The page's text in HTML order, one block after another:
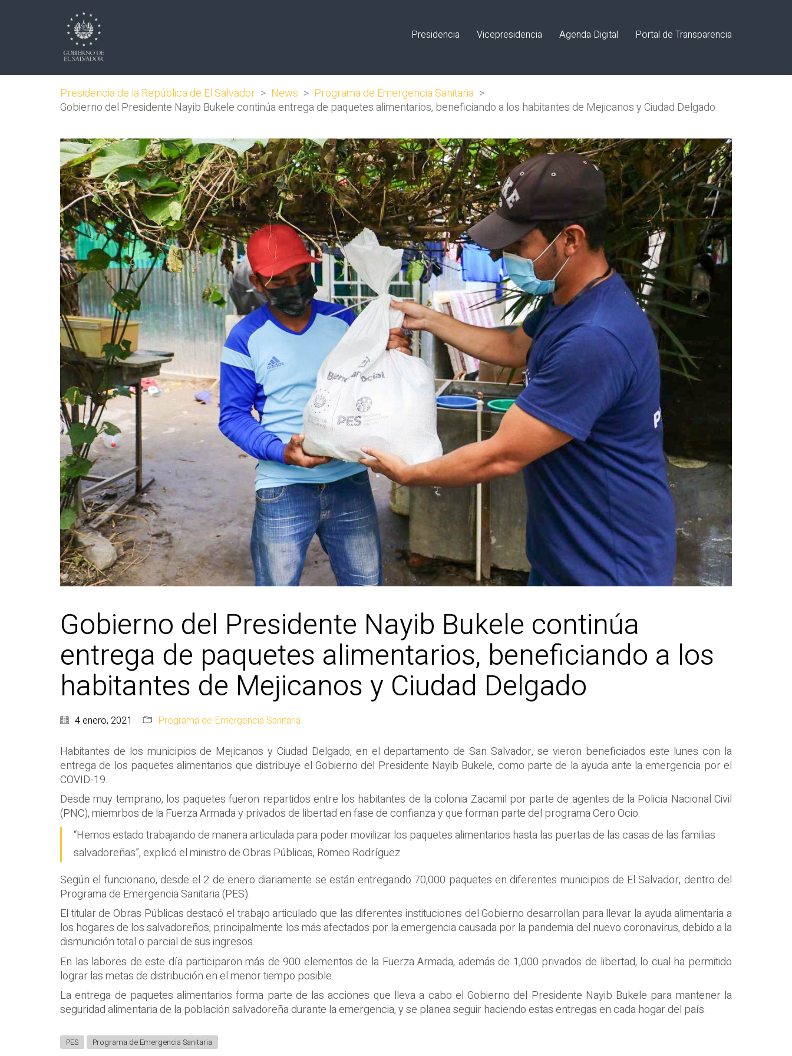
Presidencia Vicepresidencia Agenda Digital Portal de Transparencia
Presidencia de la República de El Salvador > News > Programa de Emergencia Sanitaria >
Gobierno del Presidente Nayib Bukele continúa entrega de paquetes alimentarios, beneficiando a los habitantes de Mejicanos y Ciudad Delgado
Gobierno del Presidente Nayib Bukele continúa
entrega de paquetes alimentarios, beneficiando a los
habitantes de Mejicanos y Ciudad Delgado
4 enero, 2021 Programa de Emergencia Sanitaria
Habitantes de los municipios de Mejicanos y Ciudad Delgado, en el departamento de San Salvador, se vieron beneficiados este lunes con la
entrega de los paquetes alimentarios que distribuye el Gobierno del Presidente Nayib Bukele, como parte de la ayuda ante la emergencia por el
COVID-19.
Desde muy temprano, los paquetes fueron repartidos entre los habitantes de la colonia Zacamil por parte de agentes de la Policia Nacional Civil
(PNC), miemrbos de la Fuerza Armada y privados de libertad en fase de confianza y que forman parte del programa Cero Ocio.
“Hemos estado trabajando de manera articulada para poder movilizar los paquetes alimentarios hasta las puertas de las casas de las familias
salvadoreñas”, explicó el ministro de Obras Públicas, Romeo Rodríguez.
Según el funcionario, desde el 2 de enero diariamente se están entregando 70,000 paquetes en diferentes municipios de El Salvador, dentro del
Programa de Emergencia Sanitaria (PES).
El titular de Obras Públicas destacó el trabajo articulado que las diferentes instituciones del Gobierno desarrollan para llevar la ayuda alimentaria a
los hogares de los salvadoreños, principalmente los más afectados por la emergencia causada por la pandemia del nuevo coronavirus, debido a la
dismunición total o parcial de sus ingresos.
En las labores de este día participaron más de 900 elementos de la Fuerza Armada, además de 1,000 privados de libertad, lo cual ha permitido
lograr las metas de distribución en el menor tiempo posible.
La entrega de paquetes alimentarios forma parte de las acciones que lleva a cabo el Gobierno del Presidente Nayib Bukele para mantener la
seguridad alimentaria de la población salvadoreña durante la emergencia, y se planea seguir haciendo estas entregas en cada hogar del país.
PES Programa de Emergencia Sanitaria